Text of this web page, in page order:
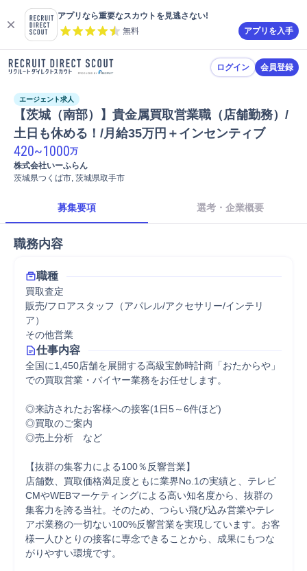
アプリなら重要なスカウトを見逃さない!
無料
アプリを入手
ログイン 会員登録
エージェント求人
【茨城（南部）】貴金属買取営業職（店舗勤務）/
土日も休める！/月給35万円＋インセンティブ
420~1000万
株式会社いーふらん
茨城県つくば市, 茨城県取手市
募集要項 選考・企業概要
職務内容
職種
買取査定
販売/フロアスタッフ（アパレル/アクセサリー/インテリ
ア）
その他営業
仕事内容
全国に1,450店舗を展開する高級宝飾時計商「おたからや」
での買取営業・バイヤー業務をお任せします。
◎来訪されたお客様への接客(1日5～6件ほど)
◎買取のご案内
◎売上分析　など
【抜群の集客力による100％反響営業】
店舗数、買取価格満足度ともに業界No.1の実績と、テレビ
CMやWEBマーケティングによる高い知名度から、抜群の
集客力を誇る当社。そのため、つらい飛び込み営業やテレ
アポ業務の一切ない100%反響営業を実現しています。お客
様一人ひとりの接客に専念できることから、成果にもつな
がりやすい環境です。